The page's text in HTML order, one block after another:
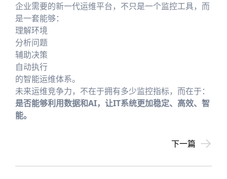
企业需要的新一代运维平台，不只是一个监控工具，而
是一套能够：
理解环境
分析问题
辅助决策
自动执行
的智能运维体系。
未来运维竞争力，不在于拥有多少监控指标，而在于：
是否能够利用数据和AI，让IT系统更加稳定、高效、智
能。
下一篇